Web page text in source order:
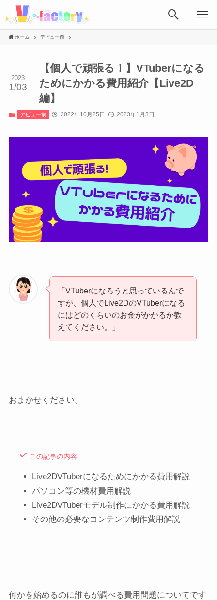
ホーム デビュー前
【個人で頑張る！】VTuberになる
ためにかかる費用紹介【Live2D
編】
2023
1/03
デビュー前 2022年10月25日 2023年1月3日
「VTuberになろうと思っているんで
すが、個人でLive2DのVTuberになる
にはどのくらいのお金がかかるか教
えてください。」
おまかせください。
この記事の内容
Live2DVTuberになるためにかかる費用解説
パソコン等の機材費用解説
Live2DVTuberモデル制作にかかる費用解説
その他の必要なコンテンツ制作費用解説
何かを始めるのに誰もが調べる費用問題についてです